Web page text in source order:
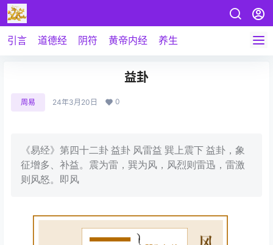
引言 道德经 阴符 黄帝内经 养生
益卦
周易 24年3月20日 0
《易经》第四十二卦 益卦 风雷益 巽上震下 益卦，象
征增多、补益。震为雷，巽为风，风烈则雷迅，雷激
则风怒。即风